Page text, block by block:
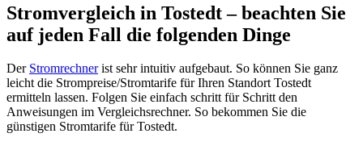
Stromvergleich in Tostedt – beachten Sie
auf jeden Fall die folgenden Dinge
Der Stromrechnerist sehr intuitiv aufgebaut. So können Sie ganz
leicht die Strompreise/Stromtarife für Ihren Standort Tostedt
ermitteln lassen. Folgen Sie einfach schritt für Schritt den
Anweisungen im Vergleichsrechner. So bekommen Sie die
günstigen Stromtarife für Tostedt.